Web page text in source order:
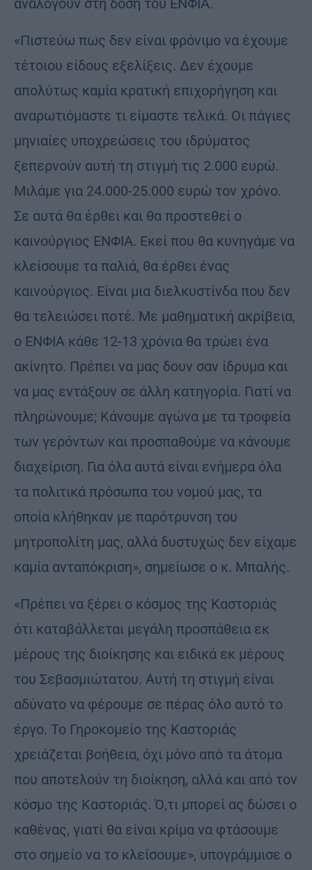
«Πιστεύω πως δεν είναι φρόνιμο να έχουμε
τέτοιου είδους εξελίξεις. Δεν έχουμε
απολύτως καμία κρατική επιχορήγηση και
αναρωτιόμαστε τι είμαστε τελικά. Οι πάγιες
μηνιαίες υποχρεώσεις του ιδρύματος
ξεπερνούν αυτή τη στιγμή τις 2.000 ευρώ.
Μιλάμε για 24.000-25.000 ευρώ τον χρόνο.
Σε αυτά θα έρθει και θα προστεθεί ο
καινούργιος ΕΝΦΙΑ. Εκεί που θα κυνηγάμε να
κλείσουμε τα παλιά, θα έρθει ένας
καινούργιος. Είναι μια διελκυστίνδα που δεν
θα τελειώσει ποτέ. Με μαθηματική ακρίβεια,
ο ΕΝΦΙΑ κάθε 12-13 χρόνια θα τρώει ένα
ακίνητο. Πρέπει να μας δουν σαν ίδρυμα και
να μας εντάξουν σε άλλη κατηγορία. Γιατί να
πληρώνουμε; Κάνουμε αγώνα με τα τροφεία
των γερόντων και προσπαθούμε να κάνουμε
διαχείριση. Για όλα αυτά είναι ενήμερα όλα
τα πολιτικά πρόσωπα του νομού μας, τα
οποία κλήθηκαν με παρότρυνση του
μητροπολίτη μας, αλλά δυστυχώς δεν είχαμε
καμία ανταπόκριση», σημείωσε ο κ. Μπαλής.
«Πρέπει να ξέρει ο κόσμος της Καστοριάς
ότι καταβάλλεται μεγάλη προσπάθεια εκ
μέρους της διοίκησης και ειδικά εκ μέρους
του Σεβασμιώτατου. Αυτή τη στιγμή είναι
αδύνατο να φέρουμε σε πέρας όλο αυτό το
έργο. Το Γηροκομείο της Καστοριάς
χρειάζεται βοήθεια, όχι μόνο από τα άτομα
που αποτελούν τη διοίκηση, αλλά και από τον
κόσμο της Καστοριάς. Ό,τι μπορεί ας δώσει ο
καθένας, γιατί θα είναι κρίμα να φτάσουμε
στο σημείο να το κλείσουμε», υπογράμμισε ο